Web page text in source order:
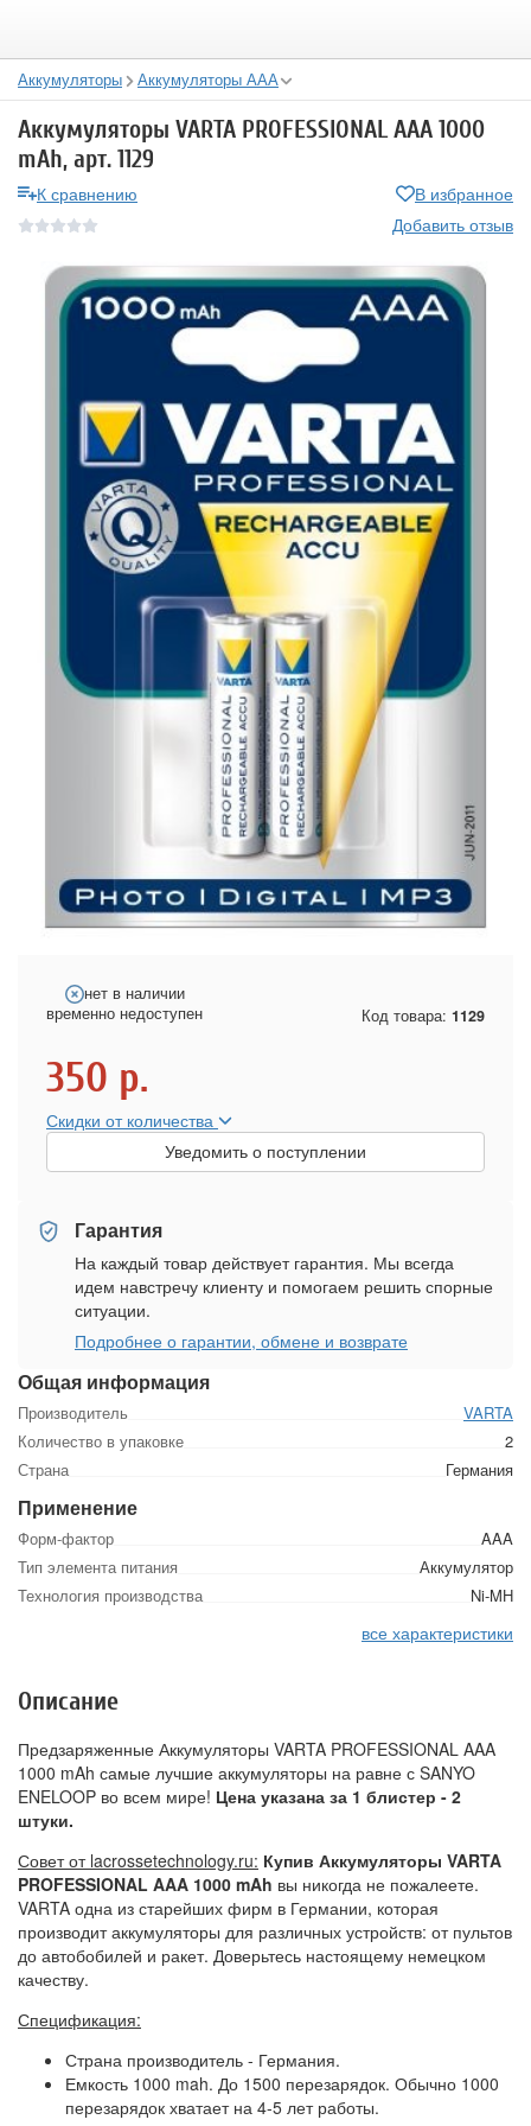
Аккумуляторы Аккумуляторы ААА
Аккумуляторы VARTA PROFESSIONAL AAA 1000
mAh, арт. 1129
К сравнению
В избранное
Добавить отзыв
Общая информация
Производитель
VARTA
Количество в упаковке
2
Страна
Германия
Применение
Форм-фактор
AAA
Тип элемента питания
Аккумулятор
Технология производства
Ni-MH
все характеристики
нет в наличии
временно недоступен
Код товара: 1129
350 р.
Скидки от количества
Уведомить о поступлении
Гарантия
На каждый товар действует гарантия. Мы всегда
идем навстречу клиенту и помогаем решить спорные
ситуации.
Подробнее о гарантии, обмене и возврате
Описание
Предзаряженные Аккумуляторы VARTA PROFESSIONAL AAA
1000 mAh самые лучшие аккумуляторы на равне с SANYO
ENELOOP во всем мире! Цена указана за 1 блистер - 2
штуки.
Совет от lacrossetechnology.ru: Купив Аккумуляторы VARTA
PROFESSIONAL AAA 1000 mAh вы никогда не пожалеете.
VARTA одна из старейших фирм в Германии, которая
производит аккумуляторы для различных устройств: от пультов
до автобобилей и ракет. Доверьтесь настоящему немецком
качеству.
Спецификация:
Страна производитель - Германия.
Емкость 1000 mah. До 1500 перезарядок. Обычно 1000
перезарядок хватает на 4-5 лет работы.